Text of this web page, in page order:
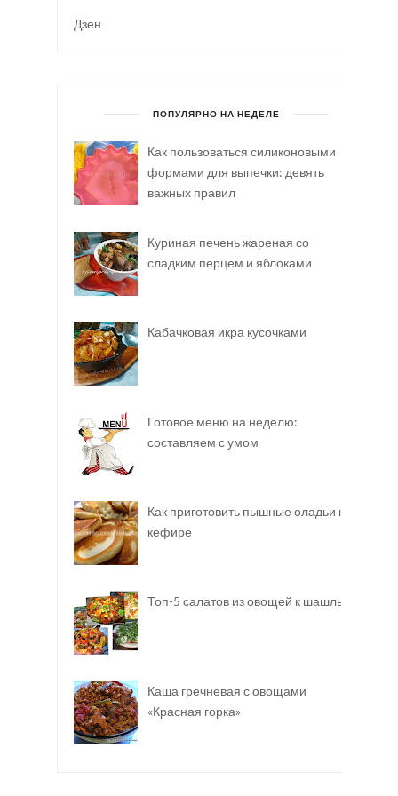
Дзен
ПОПУЛЯРНО НА НЕДЕЛЕ
Как пользоваться силиконовыми
формами для выпечки: девять
важных правил
Куриная печень жареная со
сладким перцем и яблоками
Кабачковая икра кусочками
Готовое меню на неделю:
составляем с умом
Как приготовить пышные оладьи на
кефире
Топ-5 салатов из овощей к шашлыку
Каша гречневая с овощами
«Красная горка»